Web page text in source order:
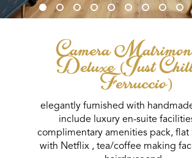
Camera
Deluxe (Just
Ferruccio)
elegantly furnished with
include luxury en-suite
complimentary amenities pack, flat
with Netflix , tea/coffee making